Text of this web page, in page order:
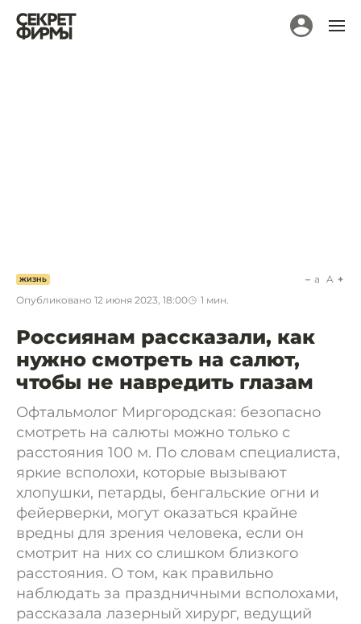
ЖИЗНЬ
Опубликовано 12 июня 2023, 18:00 1 мин.
a A
Россиянам рассказали, как
нужно смотреть на салют,
чтобы не навредить глазам
Офтальмолог Миргородская: безопасно
смотреть на салюты можно только с
расстояния 100 м. По словам специалиста,
яркие всполохи, которые вызывают
хлопушки, петарды, бенгальские огни и
фейерверки, могут оказаться крайне
вредны для зрения человека, если он
смотрит на них со слишком близкого
расстояния. О том, как правильно
наблюдать за праздничными всполохами,
рассказала лазерный хирург, ведущий